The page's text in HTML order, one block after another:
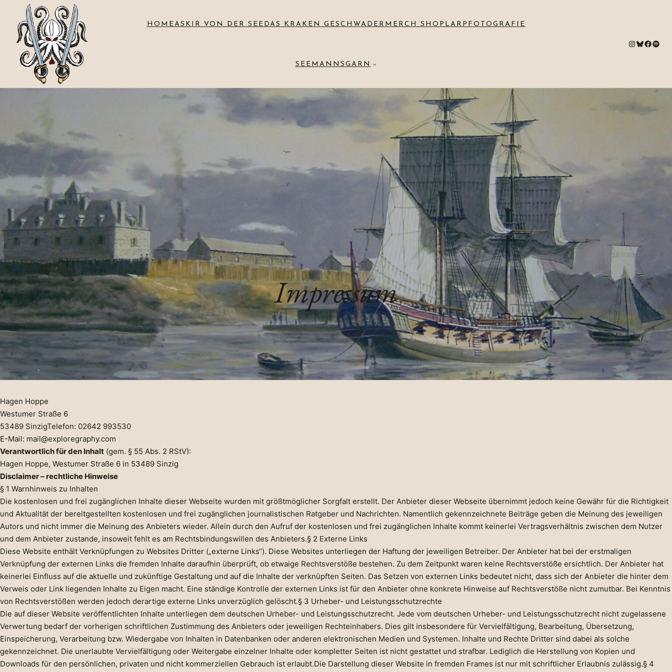
HOMEASKIR VON DER SEE DAS KRAKEN GESCHWADER MERCH SHOP LARPFOTOGRAFIE
SEEMANNSGARN
# Bluesky # Spotify
Impressum
Hagen Hoppe
Westumer Straße 6
53489 SinzigTelefon: 02642 993530
E-Mail: mail@exploregraphy.com
Verantwortlich für den Inhalt (gem. § 55 Abs. 2 RStV):
Hagen Hoppe, Westumer Straße 6 in 53489 Sinzig
Disclaimer – rechtliche Hinweise
§ 1 Warnhinweis zu Inhalten
Die kostenlosen und frei zugänglichen Inhalte dieser Webseite wurden mit größtmöglicher Sorgfalt erstellt. Der Anbieter dieser Webseite übernimmt jedoch keine Gewähr für die Richtigkeit
und Aktualität der bereitgestellten kostenlosen und frei zugänglichen journalistischen Ratgeber und Nachrichten. Namentlich gekennzeichnete Beiträge geben die Meinung des jeweiligen
Autors und nicht immer die Meinung des Anbieters wieder. Allein durch den Aufruf der kostenlosen und frei zugänglichen Inhalte kommt keinerlei Vertragsverhältnis zwischen dem Nutzer
und dem Anbieter zustande, insoweit fehlt es am Rechtsbindungswillen des Anbieters.§ 2 Externe Links
Diese Website enthält Verknüpfungen zu Websites Dritter („externe Links“). Diese Websites unterliegen der Haftung der jeweiligen Betreiber. Der Anbieter hat bei der erstmaligen
Verknüpfung der externen Links die fremden Inhalte daraufhin überprüft, ob etwaige Rechtsverstöße bestehen. Zu dem Zeitpunkt waren keine Rechtsverstöße ersichtlich. Der Anbieter hat
keinerlei Einfluss auf die aktuelle und zukünftige Gestaltung und auf die Inhalte der verknüpften Seiten. Das Setzen von externen Links bedeutet nicht, dass sich der Anbieter die hinter dem
Verweis oder Link liegenden Inhalte zu Eigen macht. Eine ständige Kontrolle der externen Links ist für den Anbieter ohne konkrete Hinweise auf Rechtsverstöße nicht zumutbar. Bei Kenntnis
von Rechtsverstößen werden jedoch derartige externe Links unverzüglich gelöscht.§ 3 Urheber- und Leistungsschutzrechte
Die auf dieser Website veröffentlichten Inhalte unterliegen dem deutschen Urheber- und Leistungsschutzrecht. Jede vom deutschen Urheber- und Leistungsschutzrecht nicht zugelassene
Verwertung bedarf der vorherigen schriftlichen Zustimmung des Anbieters oder jeweiligen Rechteinhabers. Dies gilt insbesondere für Vervielfältigung, Bearbeitung, Übersetzung,
Einspeicherung, Verarbeitung bzw. Wiedergabe von Inhalten in Datenbanken oder anderen elektronischen Medien und Systemen. Inhalte und Rechte Dritter sind dabei als solche
gekennzeichnet. Die unerlaubte Vervielfältigung oder Weitergabe einzelner Inhalte oder kompletter Seiten ist nicht gestattet und strafbar. Lediglich die Herstellung von Kopien und
Downloads für den persönlichen, privaten und nicht kommerziellen Gebrauch ist erlaubt.Die Darstellung dieser Website in fremden Frames ist nur mit schriftlicher Erlaubnis zulässig.§ 4